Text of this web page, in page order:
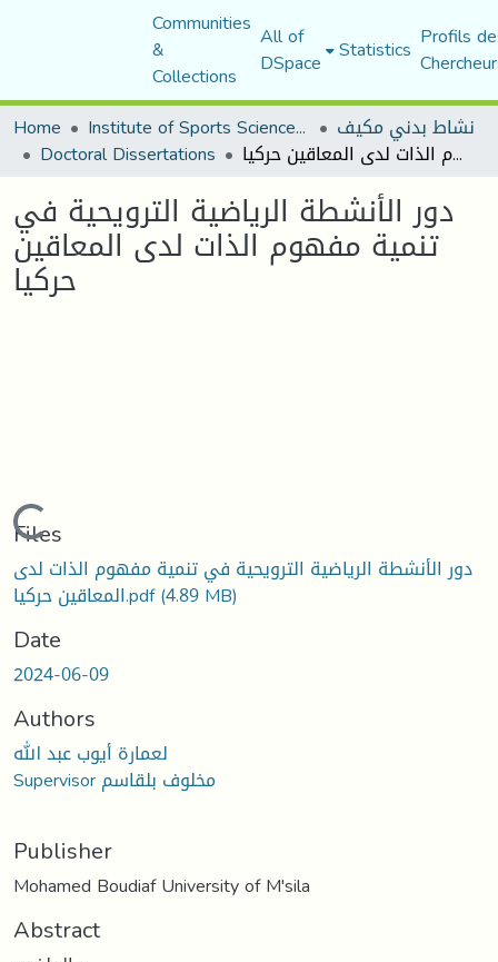
Communities
&
Collections
All of
DSpace Statistics Profils
Home
Institute of Sports Sciences and Techniques نشاط بدني مكيف
Doctoral Dissertations دور الأنشطة الرياضية الترويحية في تنمية مفهوم الذات لدى المعاقين حركيا
دور الأنشطة الرياضية الترويحية في
تنمية مفهوم الذات لدى المعاقين
حركيا
Files
دور الأنشطة الرياضية الترويحية في تنمية مفهوم الذات لدى
المعاقين حركيا.pdf(4.89 MB)
Date
2024-06-09
Authors
لعمارة أيوب عبد الله
Supervisor مخلوف بلقاسم
Publisher
Mohamed Boudiaf University of M'sila
Abstract